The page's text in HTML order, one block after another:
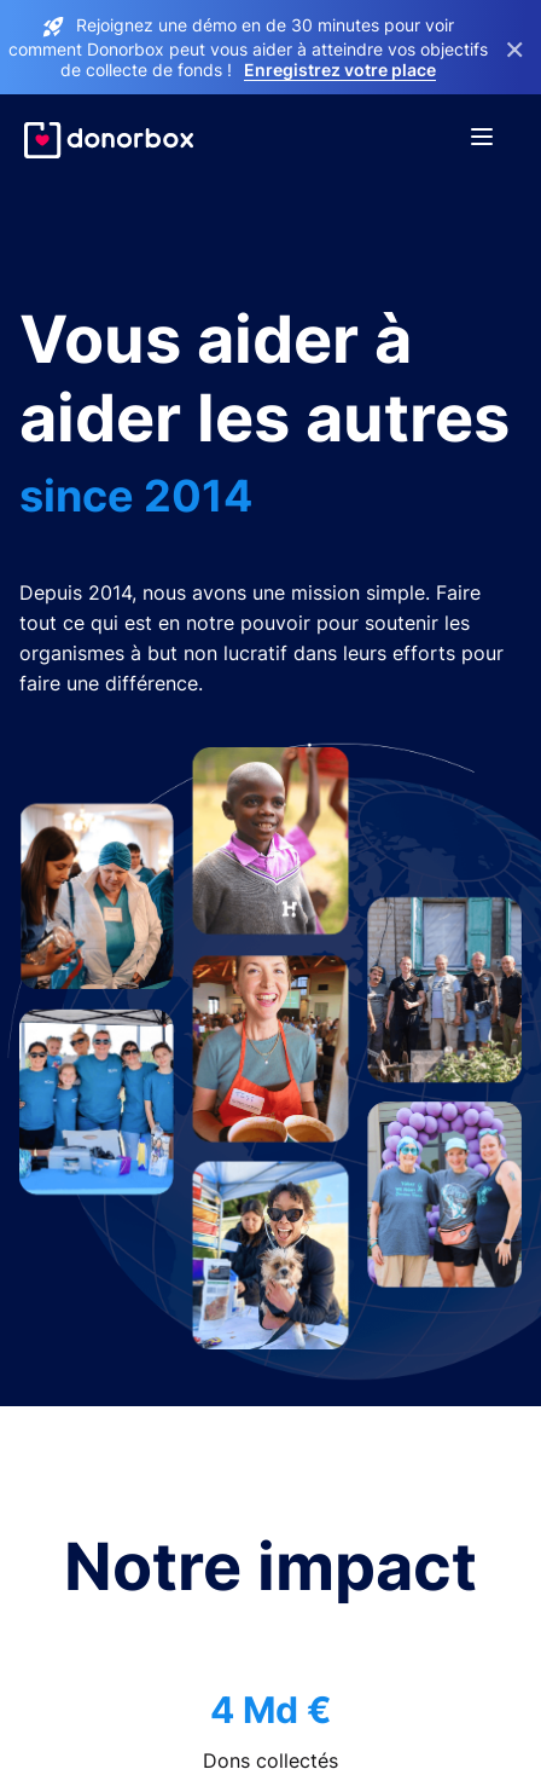
Rejoignez une démo en de 30 minutes pour voir
comment Donorbox peut vous aider à atteindre vos objectifs
de collecte de fonds !
Enregistrez votre place
×
Vous aider à
aider les autres
since 2014
Depuis 2014, nous avons une mission simple. Faire
tout ce qui est en notre pouvoir pour soutenir les
organismes à but non lucratif dans leurs efforts pour
faire une différence.
Notre impact
4 Md €
Dons collectés